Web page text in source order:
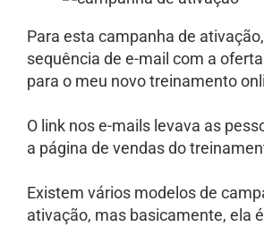
Para esta campanha de
sequência de e-mail com a
para o meu novo treinamento
O link nos e-mails levava as
a página de vendas do
Existem vários modelos de
ativação, mas basicamente, ela